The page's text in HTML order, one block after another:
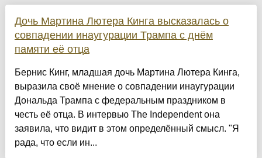
Дочь Мартина Лютера Кинга высказалась о
совпадении инаугурации Трампа с днём
памяти её отца
Бернис Кинг, младшая дочь Мартина Лютера Кинга,
выразила своё мнение о совпадении инаугурации
Дональда Трампа с федеральным праздником в
честь её отца. В интервью The Independent она
заявила, что видит в этом определённый смысл. "Я
рада, что если ин...